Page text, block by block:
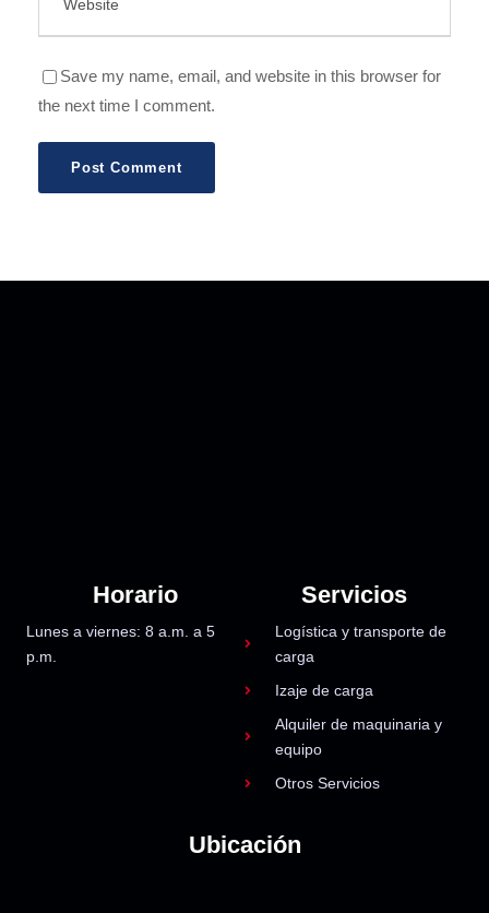
Save my name, email, and website in this browser for
the next time I comment.
Horario
Lunes a viernes: 8 a.m. a 5
p.m.
Servicios
Logística y transporte de
carga
Izaje de carga
Alquiler de maquinaria y
equipo
Otros Servicios
Ubicación